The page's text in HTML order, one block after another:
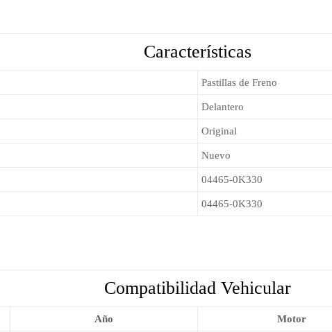
Características
Pastillas de Freno
Delantero
Original
Nuevo
04465-0K330
04465-0K330
Compatibilidad Vehicular
Año Motor